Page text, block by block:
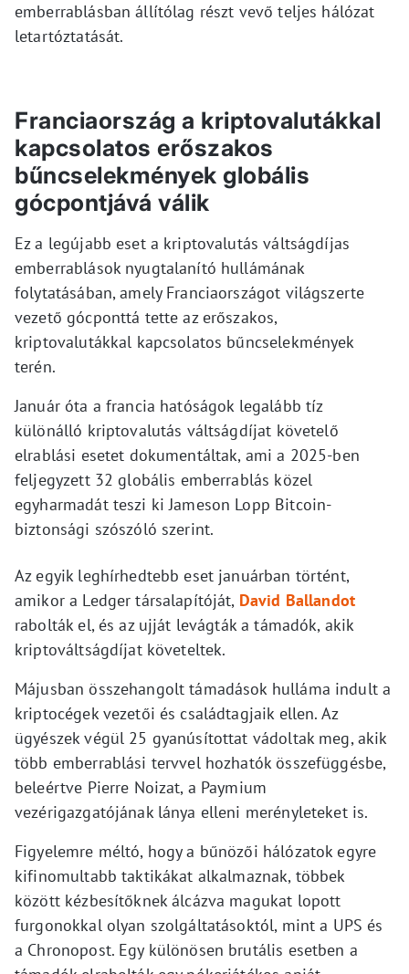
emberrablásban állítólag részt vevő teljes hálózat
letartóztatását.
Franciaország a kriptovalutákkal
kapcsolatos erőszakos
bűncselekmények globális
gócpontjává válik
Ez a legújabb eset a kriptovalutás váltságdíjas
emberrablások nyugtalanító hullámának
folytatásában, amely Franciaországot világszerte
vezető gócponttá tette az erőszakos,
kriptovalutákkal kapcsolatos bűncselekmények
terén.
Január óta a francia hatóságok legalább tíz
különálló kriptovalutás váltságdíjat követelő
elrablási esetet dokumentáltak, ami a 2025-ben
feljegyzett 32 globális emberrablás közel
egyharmadát teszi ki Jameson Lopp Bitcoin-
biztonsági szószóló szerint.
Az egyik leghírhedtebb eset januárban történt,
amikor a Ledger társalapítóját, David Ballandot
rabolták el, és az ujját levágták a támadók, akik
kriptováltságdíjat követeltek.
Májusban összehangolt támadások hulláma indult a
kriptocégek vezetői és családtagjaik ellen. Az
ügyészek végül 25 gyanúsítottat vádoltak meg, akik
több emberrablási tervvel hozhatók összefüggésbe,
beleértve Pierre Noizat, a Paymium
vezérigazgatójának lánya elleni merényleteket is.
Figyelemre méltó, hogy a bűnözői hálózatok egyre
kifinomultabb taktikákat alkalmaznak, többek
között kézbesítőknek álcázva magukat lopott
furgonokkal olyan szolgáltatásoktól, mint a UPS és
a Chronopost. Egy különösen brutális esetben a